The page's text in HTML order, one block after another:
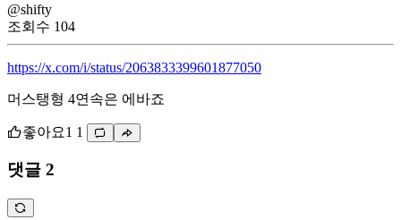
@shifty
조회수 104
https://x.com/i/status/2063833399601877050
머스탱형 4연속은 에바죠
좋아요1 1
댓글 2